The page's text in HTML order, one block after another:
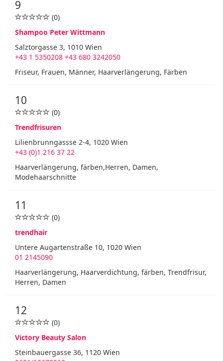
9
(0)
Shampoo Peter Wittmann
Salztorgasse 3, 1010 Wien
+43 1 5350208 +43 680 3242050
Friseur, Frauen, Männer, Haarverlängerung, Färben
10
(0)
Trendfrisuren
Lilienbrunngassse 2-4, 1020 Wien
+43 (0)1 216 37 22
Haarverlängerung, färben,Herren, Damen,
Modehaarschnitte
11
(0)
trendhair
Untere Augartenstraße 10, 1020 Wien
01 2145090
Haarverlängerung, Haarverdichtung, färben, Trendfrisur,
Herren, Damen
12
(0)
Victory Beauty Salon
Steinbauergasse 36, 1120 Wien